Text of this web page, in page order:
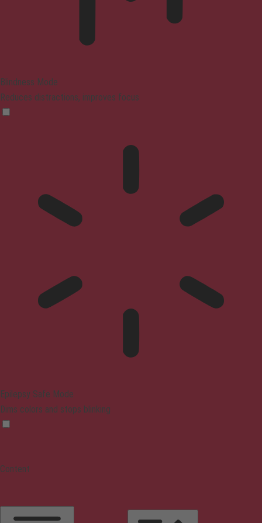
Blindness Mode
Reduces distractions, improves focus
Epilepsy Safe Mode
Dims colors and stops blinking
Content